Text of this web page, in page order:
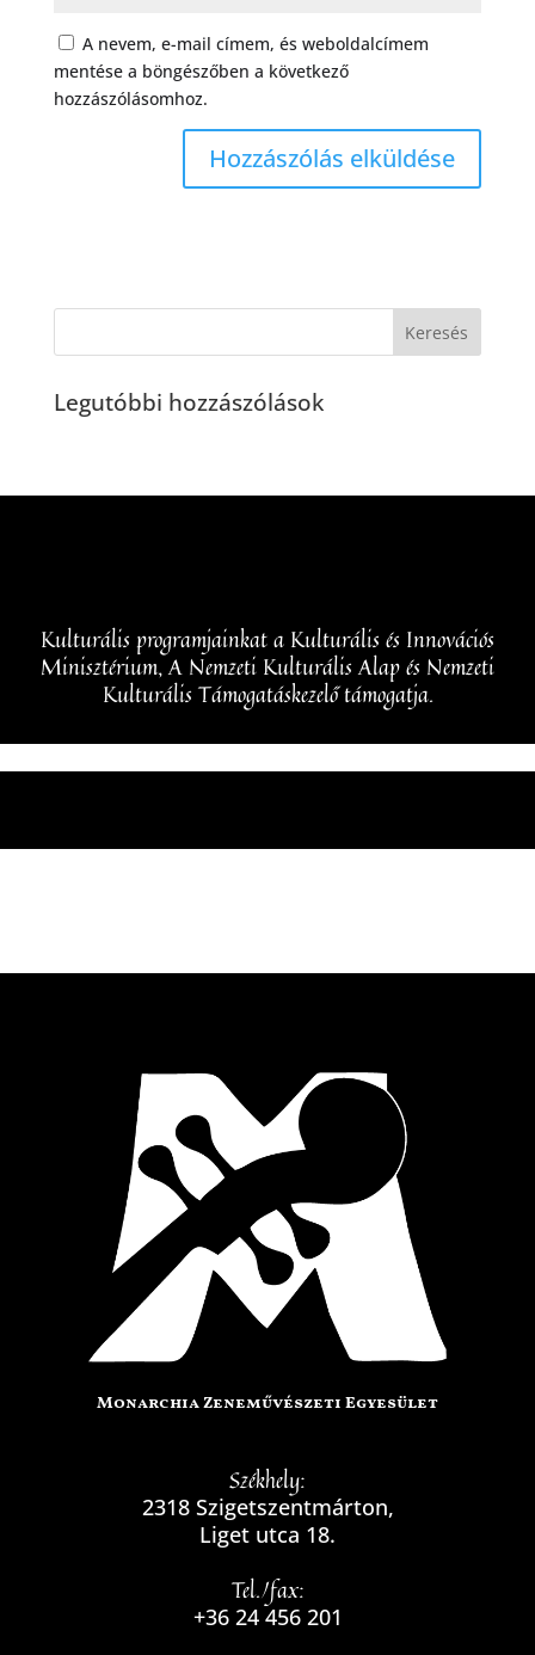
A nevem, e-mail címem, és weboldalcímem
mentése a böngészőben a következő
hozzászólásomhoz.
Legutóbbi hozzászólások
Kulturális programjainkat a Kulturális és Innovációs
Minisztérium, A Nemzeti Kulturális Alap és Nemzeti
Kulturális Támogatáskezelő támogatja.
Monarchia Zeneművészeti Egyesület
Székhely:
2318 Szigetszentmárton,
Liget utca 18.
Tel./fax:
+36 24 456 201